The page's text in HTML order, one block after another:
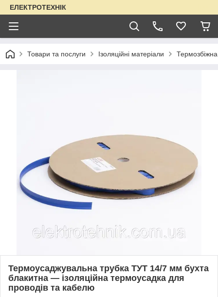
ЕЛЕКТРОТЕХНІК
Товари та послуги Ізоляційні матеріали
Термоусаджувальна трубка ТУТ 14/7 мм бухта
блакитна — ізоляційна термоусадка для
проводів та кабелю